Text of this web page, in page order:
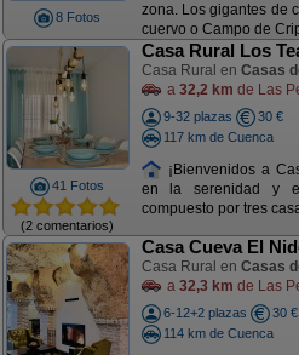
8 Fotos
zona. Los gigantes de
cuervo o Campo de
41 Fotos
(2 comentarios)
Casa Rural Los
Casa Rural en Casas
a 32,2 km de Las
9-32 plazas
30 €
117 km de Cuenca
¡Bienvenidos a
en la serenidad y
compuesto por tres
Casa Cueva El
Casa Rural en Casas
a 32,3 km de Las
6-12+2 plazas
30 €
114 km de Cuenca